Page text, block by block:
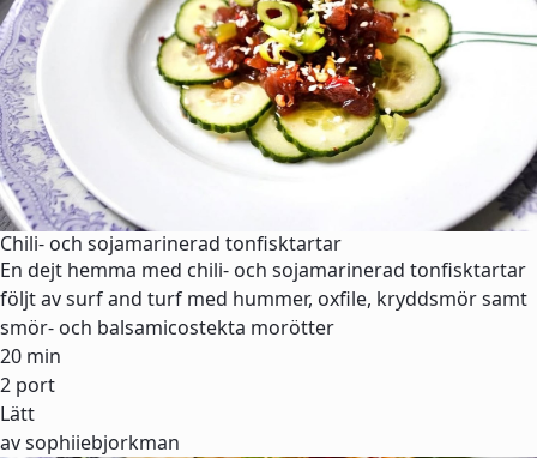
Chili- och sojamarinerad tonfisktartar
En dejt hemma med chili- och sojamarinerad tonfisktartar
följt av surf and turf med hummer, oxfile, kryddsmör samt
smör- och balsamicostekta morötter
20 min
2 port
Lätt
av sophiiebjorkman